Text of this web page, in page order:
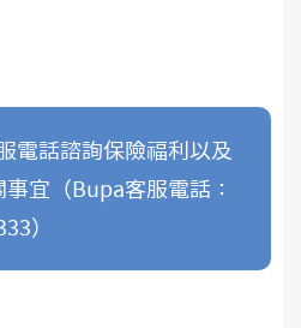
電話諮詢保險福利以及
宜（Bupa客服電話：
）